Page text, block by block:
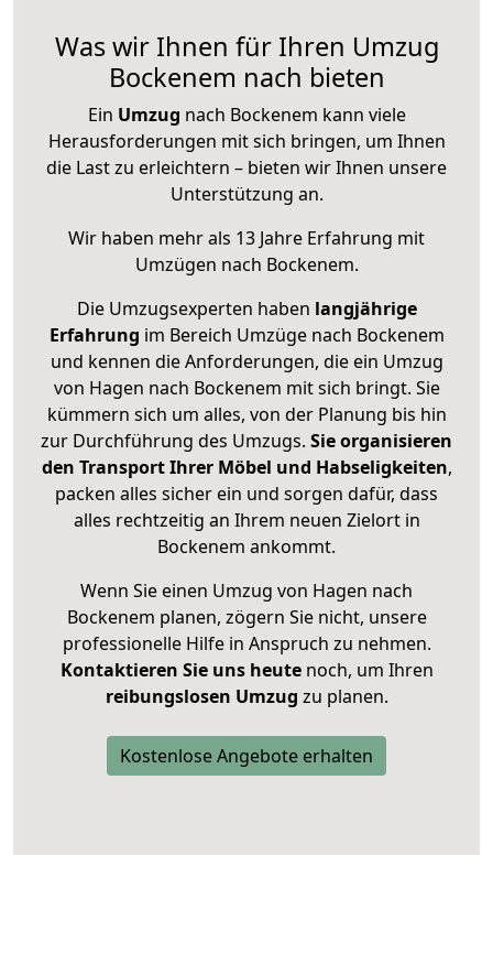
Was wir Ihnen für Ihren Umzug
Bockenem nach bieten
Ein Umzug nach Bockenem kann viele
Herausforderungen mit sich bringen, um Ihnen
die Last zu erleichtern – bieten wir Ihnen unsere
Unterstützung an.
Wir haben mehr als 13 Jahre Erfahrung mit
Umzügen nach Bockenem.
Die Umzugsexperten haben langjährige
Erfahrung im Bereich Umzüge nach Bockenem
und kennen die Anforderungen, die ein Umzug
von Hagen nach Bockenem mit sich bringt. Sie
kümmern sich um alles, von der Planung bis hin
zur Durchführung des Umzugs. Sie organisieren
den Transport Ihrer Möbel und Habseligkeiten,
packen alles sicher ein und sorgen dafür, dass
alles rechtzeitig an Ihrem neuen Zielort in
Bockenem ankommt.
Wenn Sie einen Umzug von Hagen nach
Bockenem planen, zögern Sie nicht, unsere
professionelle Hilfe in Anspruch zu nehmen.
Kontaktieren Sie uns heutenoch, um Ihren
reibungslosen Umzug zu planen.
Kostenlose Angebote erhalten